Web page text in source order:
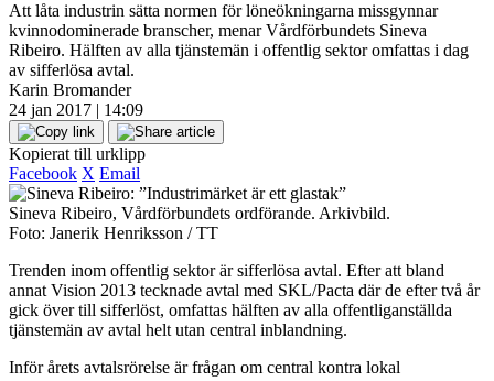
Att låta industrin sätta normen för löneökningarna missgynnar
kvinnodominerade branscher, menar Vårdförbundets Sineva
Ribeiro. Hälften av alla tjänstemän i offentlig sektor omfattas i dag
av sifferlösa avtal.
Karin Bromander
24 jan 2017 | 14:09
Kopierat till urklipp
Facebook X Email
Sineva Ribeiro, Vårdförbundets ordförande. Arkivbild.
Foto: Janerik Henriksson / TT
Trenden inom offentlig sektor är sifferlösa avtal. Efter att bland
annat Vision 2013 tecknade avtal med SKL/Pacta där de efter två år
gick över till sifferlöst, omfattas hälften av alla offentliganställda
tjänstemän av avtal helt utan central inblandning.
Inför årets avtalsrörelse är frågan om central kontra lokal